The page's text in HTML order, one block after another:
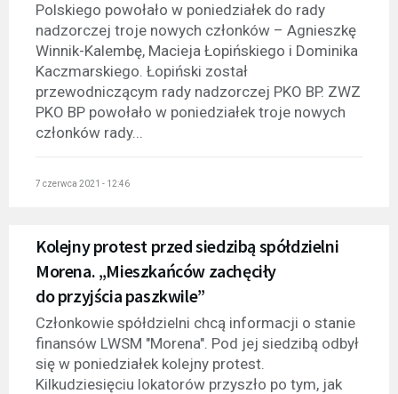
Polskiego powołało w poniedziałek do rady
nadzorczej troje nowych członków – Agnieszkę
Winnik-Kalembę, Macieja Łopińskiego i Dominika
Kaczmarskiego. Łopiński został
przewodniczącym rady nadzorczej PKO BP. ZWZ
PKO BP powołało w poniedziałek troje nowych
członków rady...
7 czerwca 2021 - 12:46
Kolejny protest przed siedzibą spółdzielni
Morena. „Mieszkańców zachęciły
do przyjścia paszkwile”
Członkowie spółdzielni chcą informacji o stanie
finansów LWSM "Morena". Pod jej siedzibą odbył
się w poniedziałek kolejny protest.
Kilkudziesięciu lokatorów przyszło po tym, jak